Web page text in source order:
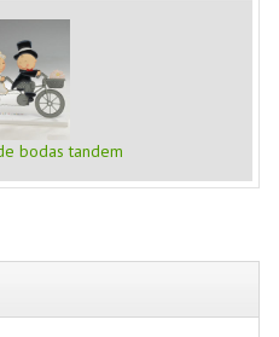
bodas tandem